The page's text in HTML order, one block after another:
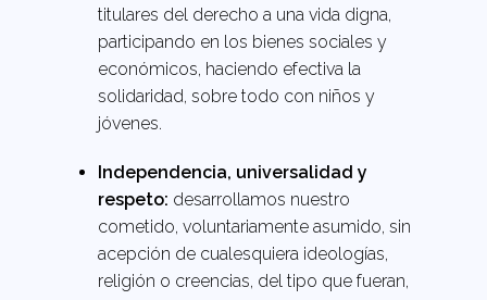
titulares del derecho a una vida digna,
participando en los bienes sociales y
económicos, haciendo efectiva la
solidaridad, sobre todo con niños y
jóvenes.
Independencia, universalidad y
respeto: desarrollamos nuestro
cometido, voluntariamente asumido, sin
acepción de cualesquiera ideologías,
religión o creencias, del tipo que fueran,